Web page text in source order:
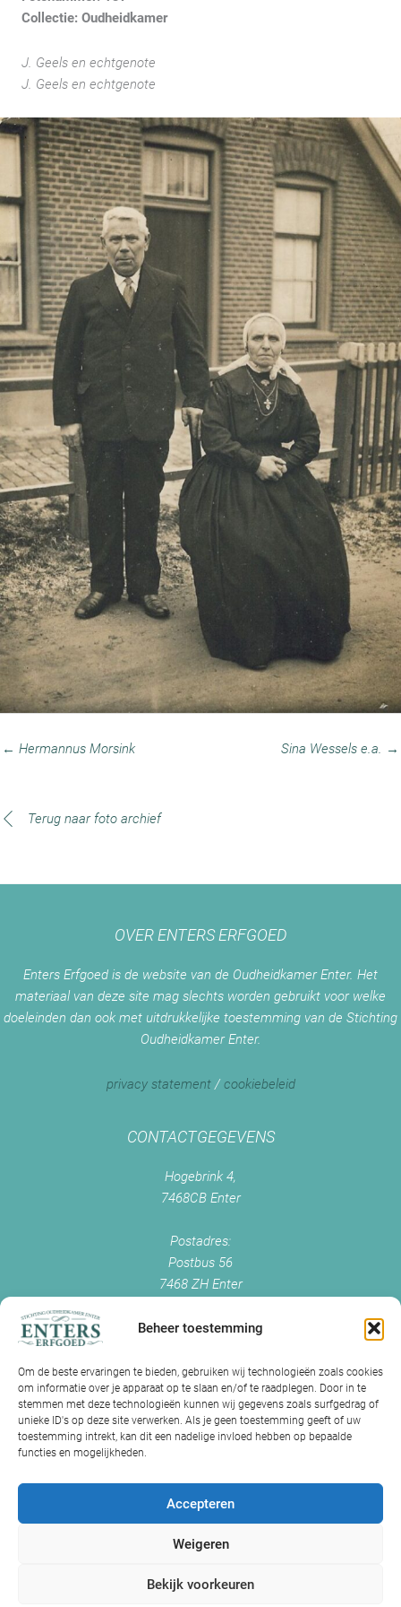
Beheer toestemming
Om de beste ervaringen te bieden, gebruiken wij technologieën zoals cookies
om informatie over je apparaat op te slaan en/of te raadplegen. Door in te
stemmen met deze technologieën kunnen wij gegevens zoals surfgedrag of
unieke ID's op deze site verwerken. Als je geen toestemming geeft of uw
toestemming intrekt, kan dit een nadelige invloed hebben op bepaalde
functies en mogelijkheden.
Accepteren
Weigeren
Bekijk voorkeuren
Collectie: Oudheidkamer
J. Geels en echtgenote
J. Geels en echtgenote
← Hermannus Morsink Sina Wessels e.a. →
Terug naar foto archief
OVER ENTERS ERFGOED
Enters Erfgoed is de website van de Oudheidkamer Enter. Het
materiaal van deze site mag slechts worden gebruikt voor welke
doeleinden dan ook met uitdrukkelijke toestemming van de Stichting
Oudheidkamer Enter.
privacy statement/cookiebeleid
CONTACTGEGEVENS
Hogebrink 4,
7468CB Enter
Postadres:
Postbus 56
7468 ZH Enter
info@enterserfgoed.nl
IK HEB OUDE FOTO'S
Is Historisch Enter daarin geïnteresseerd?
Jazeker! Hebt u oude foto’s of videos van Enter? Dan kunt u contact
met ons opnemen.
Volg ons op Facebook
Volg ons op Instagram